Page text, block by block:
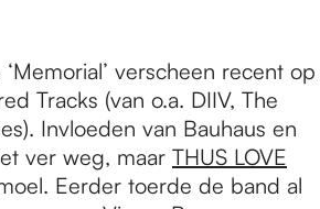
verscheen recent op
Tracks (van o.a. DIIV, The
Invloeden van Bauhaus en
ver weg, maar THUS LOVE
Eerder toerde de band al